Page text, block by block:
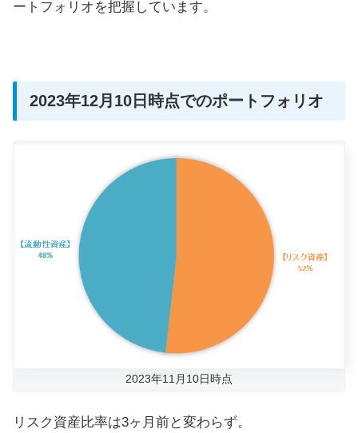
ートフォリオを把握しています。
2023年12月10日時点でのポートフォリオ
2023年11月10日時点
リスク資産比率は3ヶ月前と変わらず。